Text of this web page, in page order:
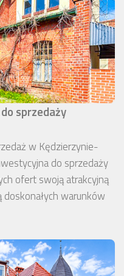
sprzedaży
w Kędzierzynie-
do sprzedaży
ofert swoją atrakcyjną
doskonałych warunków